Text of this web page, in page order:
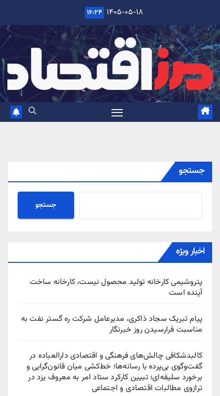
content
۱۴۰۵-۰۵-۱۸ ۱۶:۲۴
جستجو
جستجو
اخبار ویژه
پتروشیمی کارخانه تولید محصول نیست، کارخانه ساخت
آینده است
پیام تبریک سجاد ذاکری، مدیرعامل شرکت ره‌ گستر نفت به
مناسبت فرارسیدن روز خبرنگار
کالبدشکافی چالش‌های فرهنگی و اقتصادی دارالعباده در
گفت‌وگوی بی‌پرده با رسانه‌ها؛ خط‌کشی میان قانون‌گرایی و
برخورد سلیقه‌ای؛ تبیین کارکرد ستاد امر به معروف یزد در
ترازوی مطالبات اقتصادی و اجتماعی